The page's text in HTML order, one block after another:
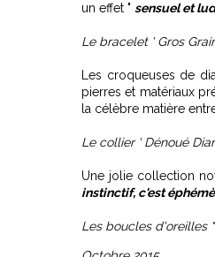
un effet " sensuel et
Le bracelet ' Gros
Les croqueuses de
pierres et matériaux
la célèbre matière
Le collier ' Dénoué
Une jolie collection
instinctif, c'est
Les boucles d'oreilles